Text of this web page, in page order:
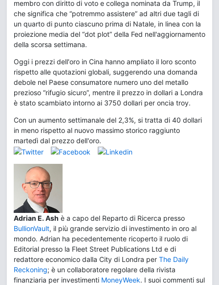
membro con diritto di voto e collega nominata da Trump, il
che significa che “potremmo assistere” ad altri due tagli di
un quarto di punto ciascuno prima di Natale, in linea con la
proiezione media del “dot plot” della Fed nell'aggiornamento
della scorsa settimana.
Oggi i prezzi dell'oro in Cina hanno ampliato il loro sconto
rispetto alle quotazioni globali, suggerendo una domanda
debole nel Paese consumatore numero uno del metallo
prezioso “rifugio sicuro”, mentre il prezzo in dollari a Londra
è stato scambiato intorno ai 3750 dollari per oncia troy.
Con un aumento settimanale del 2,3%, si tratta di 40 dollari
in meno rispetto al nuovo massimo storico raggiunto
martedì dal prezzo dell'oro.
Adrian E. Ash è a capo del Reparto di Ricerca presso
BullionVault, il più grande servizio di investimento in oro al
mondo. Adrian ha pecedentemente ricoperto il ruolo di
Editorial presso la Fleet Street Publications Ltd e di
redattore economico dalla City di Londra per The Daily
Reckoning; è un collaboratore regolare della rivista
finanziaria per investimenti MoneyWeek. I suoi commenti sul